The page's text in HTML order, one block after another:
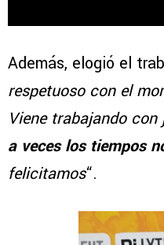
Además, elogió el
respetuoso con el
Viene trabajando
a veces los tiempos
felicitamos“.